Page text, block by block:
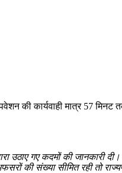
की कार्यवाही मात्र 57
उठाए गए कदमों की जानकारी
की संख्या सीमित रही तो